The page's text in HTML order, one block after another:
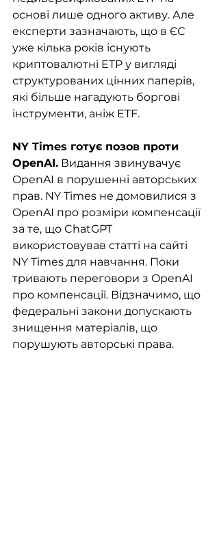
основі лише одного активу. Але
експерти зазначають, що в ЄС
уже кілька років існують
криптовалютні ETP у вигляді
структурованих цінних паперів,
які більше нагадують боргові
інструменти, аніж ETF.
NY Times готує позов проти
OpenAI. Видання звинувачує
OpenAI в порушенні авторських
прав. NY Times не домовилися з
OpenAI про розміри компенсації
за те, що ChatGPT
використовував статті на сайті
NY Times для навчання. Поки
тривають переговори з OpenAI
про компенсації. Відзначимо, що
федеральні закони допускають
знищення матеріалів, що
порушують авторські права.